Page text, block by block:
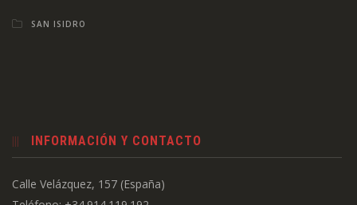
SAN ISIDRO
INFORMACIÓN Y CONTACTO
Calle Velázquez, 157 (España)